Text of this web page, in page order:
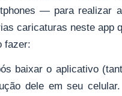
— para realizar
caricaturas neste app
fazer:
baixar o aplicativo
dele em seu